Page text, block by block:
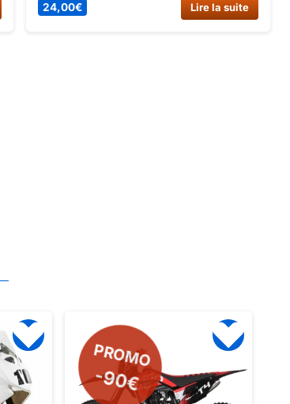
tailles et couleurs.
24,00€ Lire la suite
PROMO
-90€